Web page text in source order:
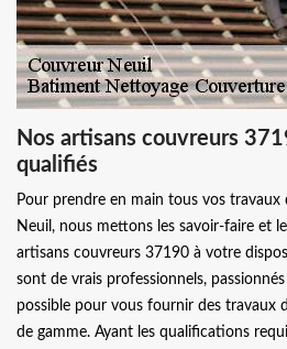
Nos artisans couvreurs
qualifiés
Pour prendre en main tous vos travaux
Neuil, nous mettons les savoir-faire et
artisans couvreurs 37190 à votre
sont de vrais professionnels,
possible pour vous fournir des travaux
de gamme. Ayant les qualifications